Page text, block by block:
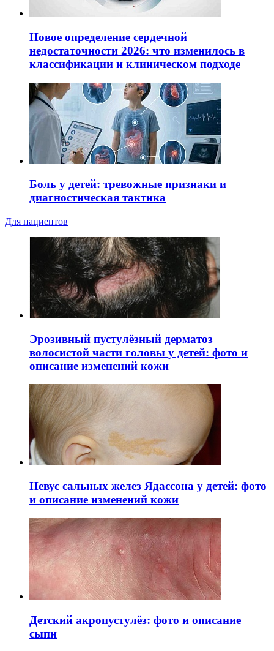
Новое определение сердечной
недостаточности 2026: что изменилось в
классификации и клиническом подходе
Боль у детей: тревожные признаки и
диагностическая тактика
Для пациентов
Эрозивный пустулёзный дерматоз
волосистой части головы у детей: фото и
описание изменений кожи
Невус сальных желез Ядассона у детей: фото
и описание изменений кожи
Детский акропустулёз: фото и описание
сыпи